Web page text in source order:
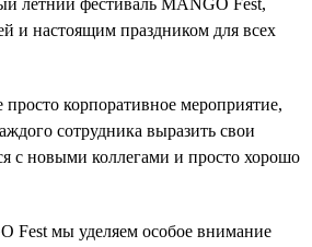
летний фестиваль MANGO Fest,
и настоящим праздником для всех
корпоративное мероприятие,
сотрудника выразить свои
с новыми коллегами и просто хорошо
Fest мы уделяем особое внимание